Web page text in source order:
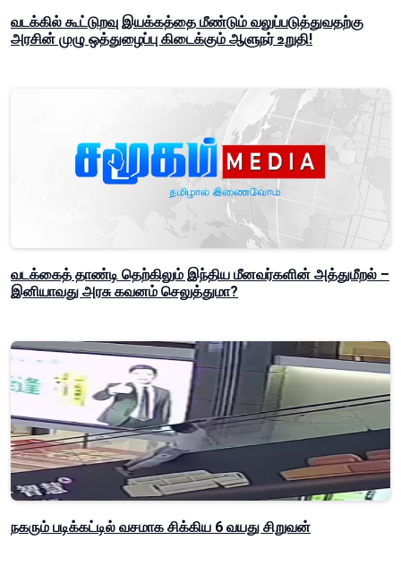
வடக்கில் கூட்டுறவு இயக்கத்தை மீண்டும் வலுப்படுத்துவதற்கு
அரசின் முழு ஒத்துழைப்பு கிடைக்கும் ஆளுநர் உறுதி!
வடக்கைத் தாண்டி தெற்கிலும் இந்திய மீனவர்களின் அத்துமீறல் –
இனியாவது அரசு கவனம் செலுத்துமா?
நகரும் படிக்கட்டில் வசமாக சிக்கிய 6 வயது சிறுவன்